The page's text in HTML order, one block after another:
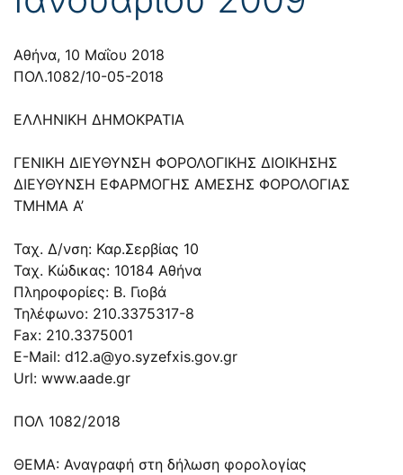
Αθήνα, 10 Μαΐου 2018
ΠΟΛ.1082/10-05-2018
ΕΛΛΗΝΙΚΗ ΔΗΜΟΚΡΑΤΙΑ
ΓΕΝΙΚΗ ΔΙΕΥΘΥΝΣΗ ΦΟΡΟΛΟΓΙΚΗΣ ΔΙΟΙΚΗΣΗΣ
ΔΙΕΥΘΥΝΣΗ ΕΦΑΡΜΟΓΗΣ ΑΜΕΣΗΣ ΦΟΡΟΛΟΓΙΑΣ
ΤΜΗΜΑ Α’
Ταχ. Δ/νση: Καρ.Σερβίας 10
Ταχ. Κώδικας: 10184 Αθήνα
Πληροφορίες: Β. Γιοβά
Τηλέφωνο: 210.3375317-8
Fax: 210.3375001
E-Mail: d12.a@yo.syzefxis.gov.gr
Url: www.aade.gr
ΠΟΛ 1082/2018
ΘΕΜΑ: Αναγραφή στη δήλωση φορολογίας